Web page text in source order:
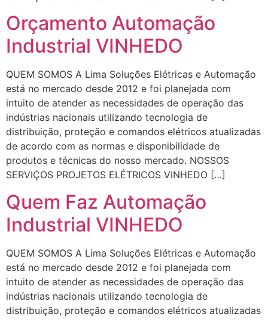
Orçamento Automação
Industrial VINHEDO
QUEM SOMOS A Lima Soluções Elétricas e Automação
está no mercado desde 2012 e foi planejada com
intuito de atender as necessidades de operação das
indústrias nacionais utilizando tecnologia de
distribuição, proteção e comandos elétricos atualizadas
de acordo com as normas e disponibilidade de
produtos e técnicas do nosso mercado. NOSSOS
SERVIÇOS PROJETOS ELÉTRICOS VINHEDO […]
Quem Faz Automação
Industrial VINHEDO
QUEM SOMOS A Lima Soluções Elétricas e Automação
está no mercado desde 2012 e foi planejada com
intuito de atender as necessidades de operação das
indústrias nacionais utilizando tecnologia de
distribuição, proteção e comandos elétricos atualizadas